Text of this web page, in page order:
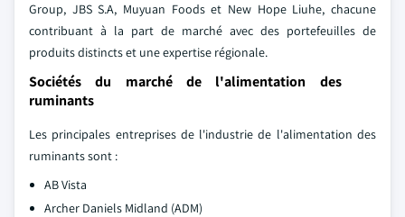
Group, JBS S.A, Muyuan Foods et New Hope Liuhe, chacune
contribuant à la part de marché avec des portefeuilles de
produits distincts et une expertise régionale.
Sociétés du marché de l'alimentation des
ruminants
Les principales entreprises de l'industrie de l'alimentation des
ruminants sont :
AB Vista
Archer Daniels Midland (ADM)